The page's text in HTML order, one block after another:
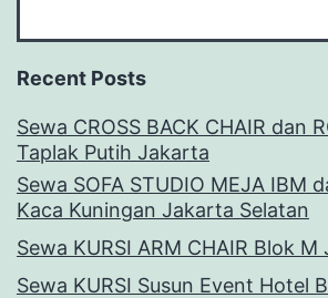
Recent Posts
Sewa CROSS BACK CHAIR dan
Taplak Putih Jakarta
Sewa SOFA STUDIO MEJA IBM
Kaca Kuningan Jakarta Selatan
Sewa KURSI ARM CHAIR Blok
Sewa KURSI Susun Event Hotel